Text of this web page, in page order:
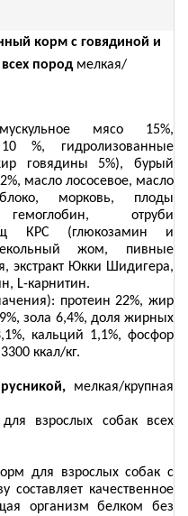
корм с говядиной и
пород мелкая/
мясо 15%,
%, гидролизованные
говядины 5%), бурый
масло лососевое, масло
морковь, плоды
отруби
КРС (глюкозамин и
жом, пивные
экстракт Юкки Шидигера,
L-карнитин.
протеин 22%, жир
зола 6,4%, доля жирных
кальций 1,1%, фосфор
ккал/кг.
мелкая/крупная
взрослых собак всех
для взрослых собак с
составляет качественное
организм белком без